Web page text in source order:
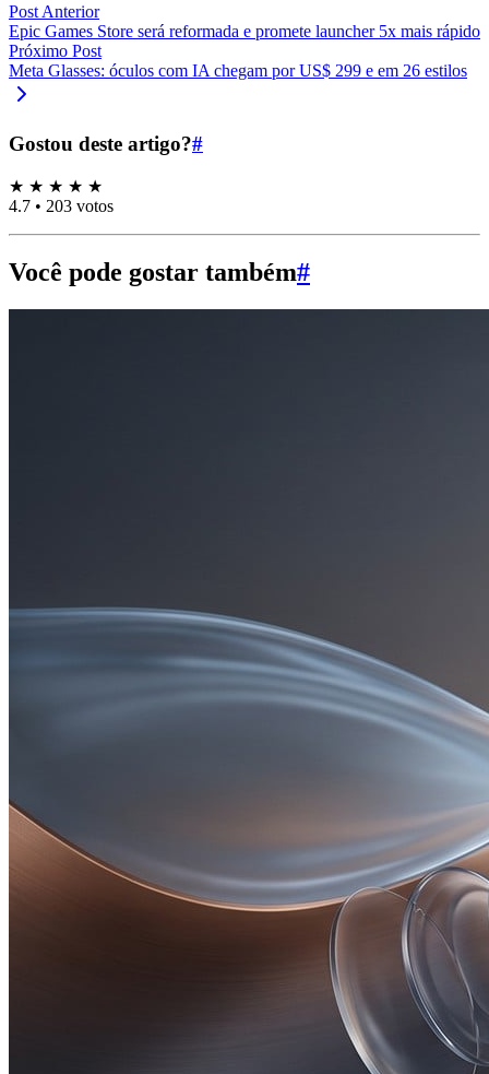
Post Anterior
Epic Games Store será reformada e promete launcher 5x mais rápido
Próximo Post
Meta Glasses: óculos com IA chegam por US$ 299 e em 26 estilos
Gostou deste artigo?#
★ ★ ★ ★ ★
4.7 • 203 votos
Você pode gostar também#